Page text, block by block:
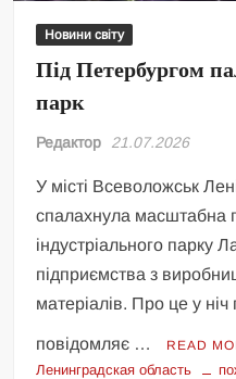
Новини світу
Під Петербургом
парк
Редактор 21.07.2026
У місті Всеволожськ
спалахнула масштабна
індустріального парку
підприємства з
матеріалів. Про це у
повідомляє … READ
Ленинградская область